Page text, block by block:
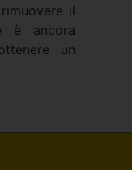
il
è ancora
un